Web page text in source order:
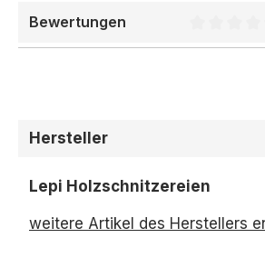
Bewertungen
Hersteller
Lepi Holzschnitzereien
weitere Artikel des Herstellers